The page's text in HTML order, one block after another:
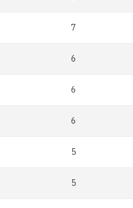
7
6
6
6
5
5